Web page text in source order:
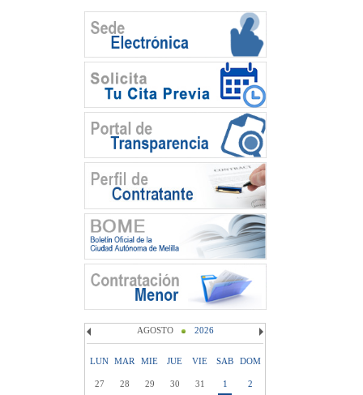
AGOSTO 2026
LUN MAR MIE JUE VIE SAB DOM
27 28 29 30 31 1
2